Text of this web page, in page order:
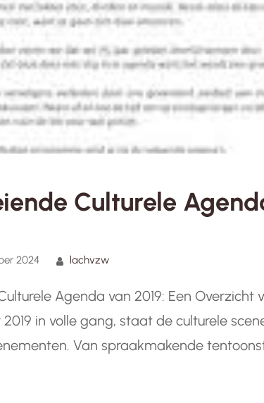
Culturele
2024 lachvzw
Agenda van 2019: Een Overzicht
in volle gang, staat de culturele
Van spraakmakende